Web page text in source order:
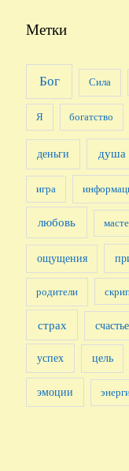
c
f
:
Метки
Бог Сила
Я богатство
деньги душа
игра
любовь
ощущения
родители
страх счастье
успех цель
эмоции